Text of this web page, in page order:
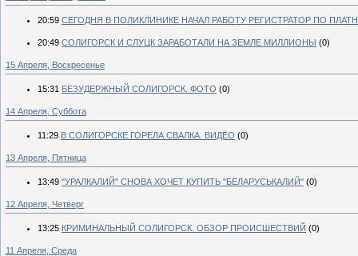
20:59 СЕГОДНЯ В ПОЛИКЛИНИКЕ НАЧАЛ РАБОТУ РЕГИСТРАТОР ПО
20:49 СОЛИГОРСК И СЛУЦК ЗАРАБОТАЛИ НА ЗЕМЛЕ МИЛЛИОНЫ (0)
15 Апреля, Воскресенье
15:31 БЕЗУДЕРЖНЫЙ СОЛИГОРСК. ФОТО (0)
14 Апреля, Суббота
11:29 В СОЛИГОРСКЕ ГОРЕЛА СВАЛКА. ВИДЕО (0)
13 Апреля, Пятница
13:49 "УРАЛКАЛИЙ" СНОВА ХОЧЕТ КУПИТЬ "БЕЛАРУСЬКАЛИЙ" (0)
12 Апреля, Четверг
13:25 КРИМИНАЛЬНЫЙ СОЛИГОРСК. ОБЗОР ПРОИСШЕСТВИЙ (0)
11 Апреля, Среда